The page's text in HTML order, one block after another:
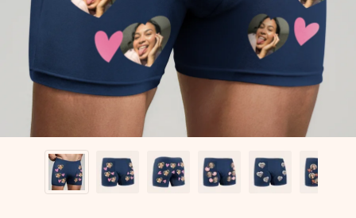
Montag - Freitag : 8:30 - 17:00 Uhr
Samstag - Sonntag : 8:30 - 13:00 Uhr